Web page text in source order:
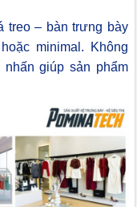
treo – bàn trưng bày
minimal. Không
giúp sản phẩm